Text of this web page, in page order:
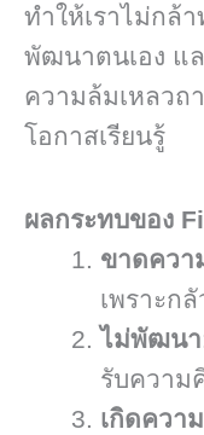
ทำให้เราไม่กล้
พัฒนาตนเอง แ
ความล้มเหลวถ
โอกาสเรียนรู้
ผลกระทบของ
ขาดควา
เพราะก
ไม่พัฒนา
รับความ
เกิดควา